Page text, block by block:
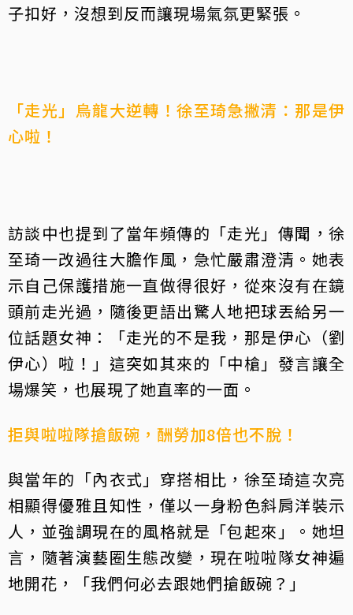
子扣好，沒想到反而讓現場氣氛更緊張。
「走光」烏龍大逆轉！徐至琦急撇清：那是伊
心啦！
訪談中也提到了當年頻傳的「走光」傳聞，徐
至琦一改過往大膽作風，急忙嚴肅澄清。她表
示自己保護措施一直做得很好，從來沒有在鏡
頭前走光過，隨後更語出驚人地把球丟給另一
位話題女神：「走光的不是我，那是伊心（劉
伊心）啦！」這突如其來的「中槍」發言讓全
場爆笑，也展現了她直率的一面。
拒與啦啦隊搶飯碗，酬勞加8倍也不脫！
與當年的「內衣式」穿搭相比，徐至琦這次亮
相顯得優雅且知性，僅以一身粉色斜肩洋裝示
人，並強調現在的風格就是「包起來」。她坦
言，隨著演藝圈生態改變，現在啦啦隊女神遍
地開花，「我們何必去跟她們搶飯碗？」